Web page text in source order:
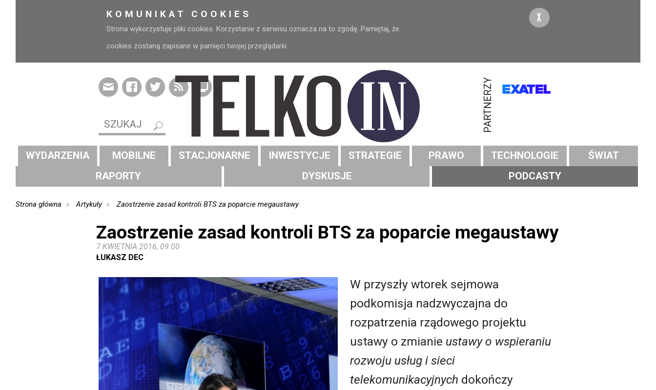
KOMUNIKAT COOKIES
Strona wykorzystuje pliki cookies. Korzystanie z serwisu oznacza na to zgodę. Pamiętaj, że
cookies zostaną zapisane w pamięci twojej przeglądarki.
X
PARTNERZY
WYDARZENIA MOBILNE STACJONARNE INWESTYCJE STRATEGIE PRAWO TECHNOLOGIE
ŚWIAT
RAPORTY
DYSKUSJE PODCASTY
Strona główna Artykuły Zaostrzenie zasad kontroli BTS za poparcie megaustawy
Zaostrzenie zasad kontroli BTS za poparcie megaustawy
7 KWIETNIA 2016, 09:00
ŁUKASZ DEC
W przyszły wtorek sejmowa
podkomisja nadzwyczajna do
rozpatrzenia rządowego projektu
ustawy o zmianie ustawy o wspieraniu
rozwoju usług i sieci
telekomunikacyjnych dokończy